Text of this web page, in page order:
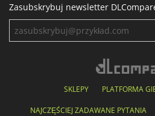
Zasubskrybuj newsletter
SKLEPY PLATFORMA
NAJCZĘŚCIEJ ZADAWANE PYTANIA